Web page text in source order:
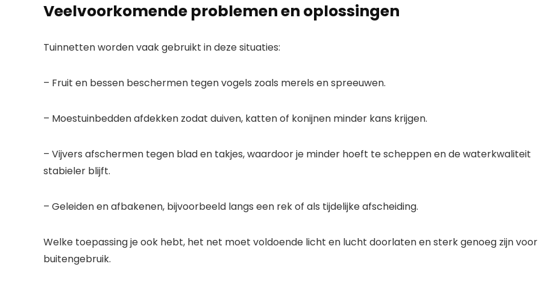
Veelvoorkomende problemen en oplossingen
Tuinnetten worden vaak gebruikt in deze situaties:
– Fruit en bessen beschermen tegen vogels zoals merels en spreeuwen.
– Moestuinbedden afdekken zodat duiven, katten of konijnen minder kans krijgen.
– Vijvers afschermen tegen blad en takjes, waardoor je minder hoeft te scheppen en de waterkwaliteit
stabieler blijft.
– Geleiden en afbakenen, bijvoorbeeld langs een rek of als tijdelijke afscheiding.
Welke toepassing je ook hebt, het net moet voldoende licht en lucht doorlaten en sterk genoeg zijn voor
buitengebruik.